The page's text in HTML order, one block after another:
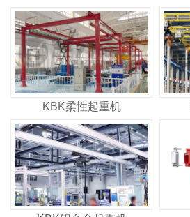
KBK柔性起重机